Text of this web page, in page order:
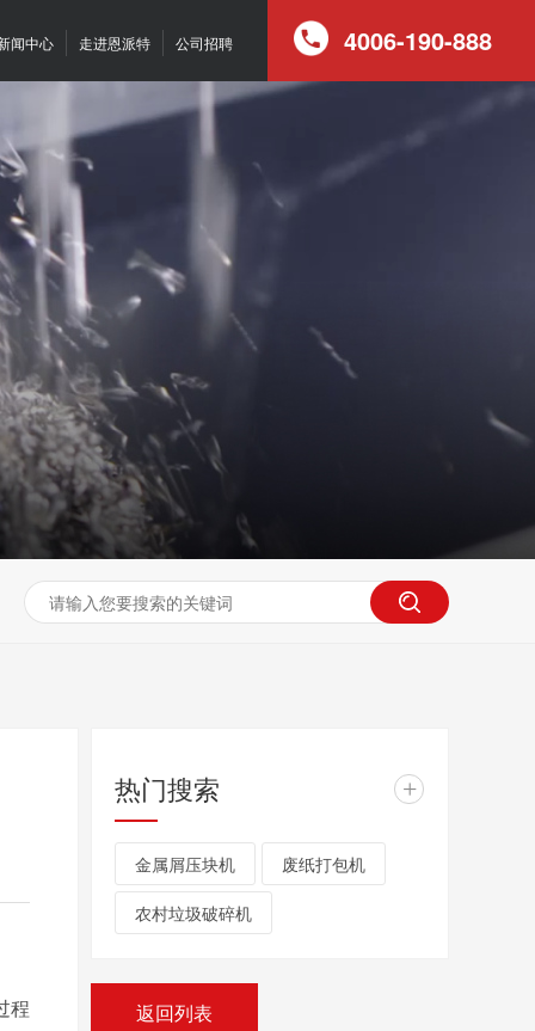
4006-190-888
闻中心 走进恩派特 公司招聘
程
热门搜索 +
金属屑压块机 废纸打包机
农村垃圾破碎机
返回列表